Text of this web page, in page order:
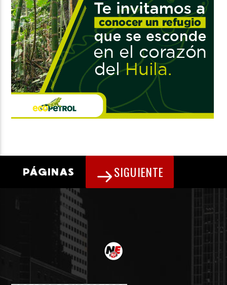
PÁGINAS SIGUIENTE